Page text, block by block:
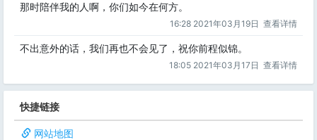
那时陪伴我的人啊，你们如今在何方。
16:28 2021年03月19日 查看详情
不出意外的话，我们再也不会见了，祝你前程似锦。
18:05 2021年03月17日 查看详情
快捷链接
网站地图